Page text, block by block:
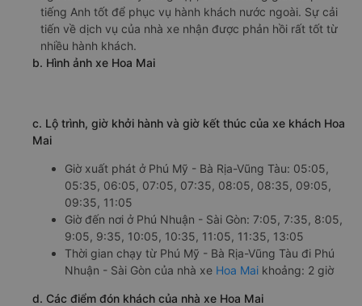
tiếng Anh tốt để phục vụ hành khách nước ngoài. Sự cải
tiến về dịch vụ của nhà xe nhận được phản hồi rất tốt từ
nhiều hành khách.
b. Hình ảnh xe Hoa Mai